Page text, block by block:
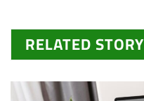
RELATED STORY